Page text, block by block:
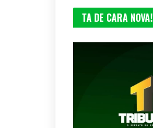
TA DE CARA NOVA!